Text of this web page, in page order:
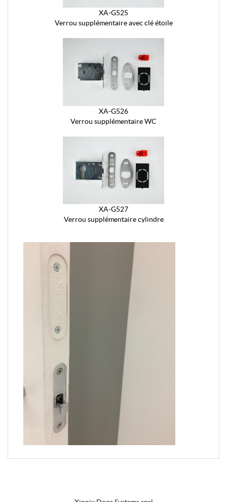
XA-G525
Verrou supplémentaire avec clé étoile
XA-G526
Verrou supplémentaire WC
XA-G527
Verrou supplémentaire cylindre